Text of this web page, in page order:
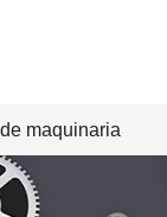
maquinaria